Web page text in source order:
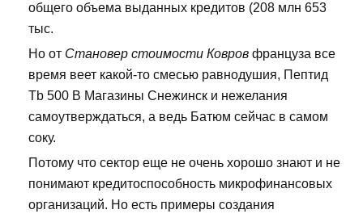
общего объема выданных кредитов (208 млн 653
тыс.
Но от Становер стоимости Ковров француза все
время веет какой-то смесью равнодушия, Пептид
Tb 500 В Магазины Снежинск и нежелания
самоутверждаться, а ведь Батюм сейчас в самом
соку.
Потому что сектор еще не очень хорошо знают и не
понимают кредитоспособность микрофинансовых
организаций. Но есть примеры создания